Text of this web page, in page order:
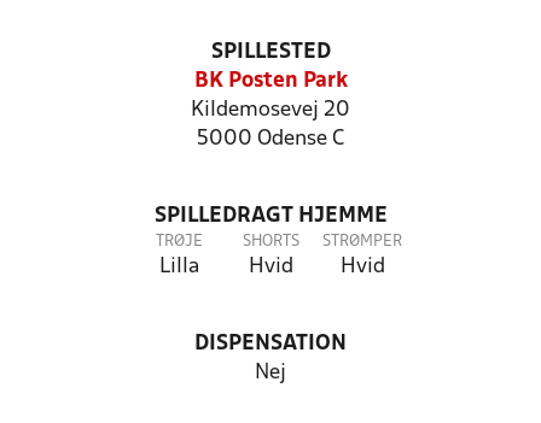
SPILLESTED
BK Posten Park
Kildemosevej 20
5000 Odense C
SPILLEDRAGT HJEMME
TRØJE
Lilla
SHORTS
Hvid
STRØMPER
Hvid
DISPENSATION
Nej